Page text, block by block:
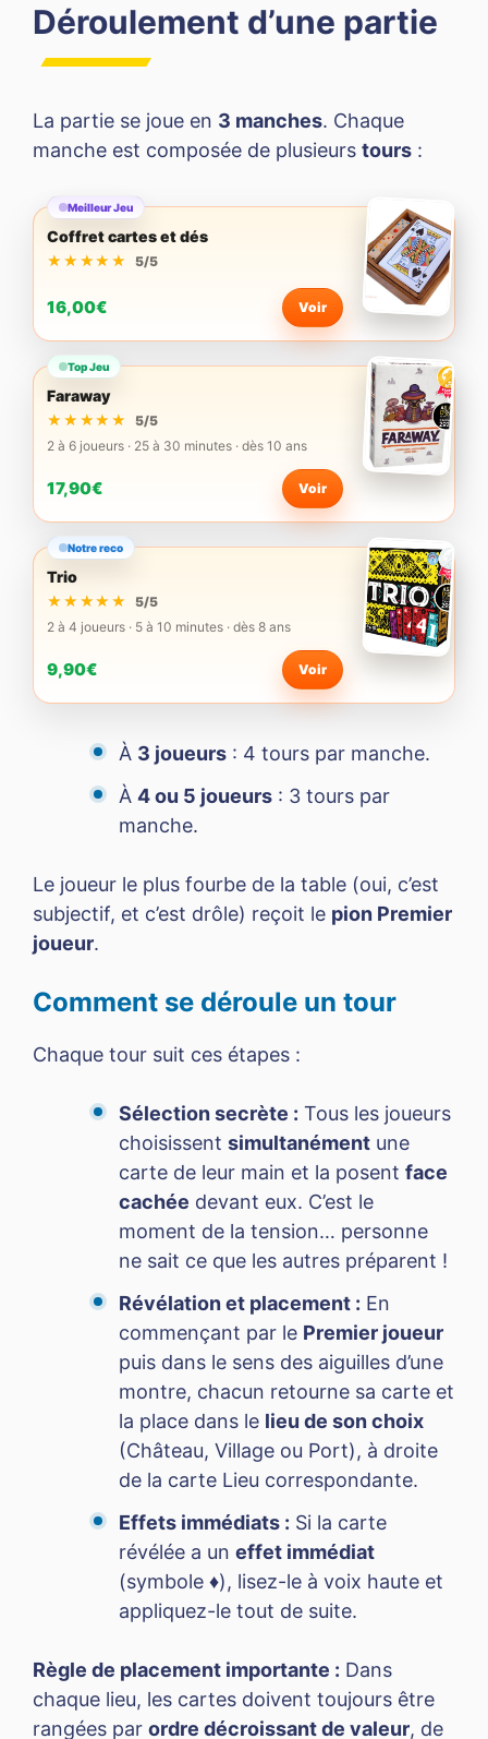
Déroulement d’une partie
La partie se joue en 3 manches. Chaque
manche est composée de plusieurs tours :
Meilleur Jeu
Coffret cartes et dés
★★★★★
★★★★★ 5/5
16,00€ Voir
Top Jeu
Faraway
★★★★★
★★★★★
5/5
2 à 6 joueurs · 25 à 30 minutes · dès 10 ans
17,90€ Voir
Notre reco
Trio
★★★★★
★★★★★
5/5
2 à 4 joueurs · 5 à 10 minutes · dès 8 ans
9,90€ Voir
À 3 joueurs : 4 tours par manche.
À 4 ou 5 joueurs : 3 tours par
manche.
Le joueur le plus fourbe de la table (oui, c’est
subjectif, et c’est drôle) reçoit le pion Premier
joueur.
Comment se déroule un tour
Chaque tour suit ces étapes :
Sélection secrète : Tous les joueurs
choisissent simultanément une
carte de leur main et la posent face
cachée devant eux. C’est le
moment de la tension… personne
ne sait ce que les autres préparent !
Révélation et placement : En
commençant par le Premier joueur
puis dans le sens des aiguilles d’une
montre, chacun retourne sa carte et
la place dans le lieu de son choix
(Château, Village ou Port), à droite
de la carte Lieu correspondante.
Effets immédiats : Si la carte
révélée a un effet immédiat
(symbole ♦), lisez-le à voix haute et
appliquez-le tout de suite.
Règle de placement importante : Dans
chaque lieu, les cartes doivent toujours être
rangées par ordre décroissant de valeur, de